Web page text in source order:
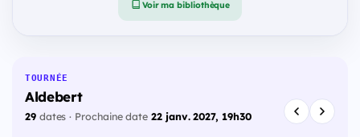
Voir ma bibliothèque
TOURNÉE
Aldebert
29dates · Prochaine date22 janv. 2027, 19h30